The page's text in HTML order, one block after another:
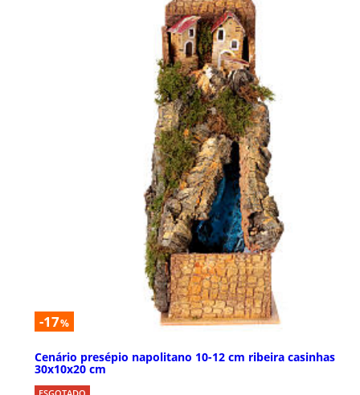
-17%
Cenário presépio napolitano 10-12 cm ribeira casinhas
30x10x20 cm